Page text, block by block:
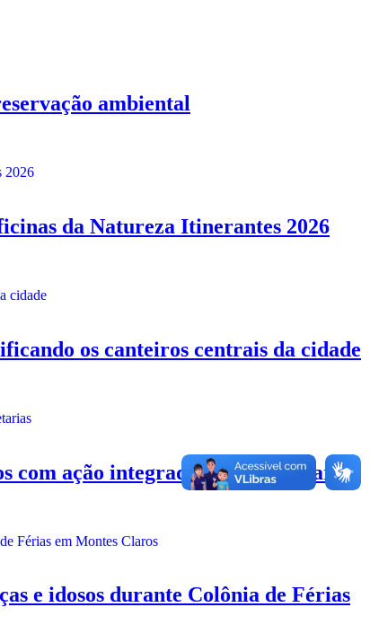
ambiental
da Natureza Itinerantes 2026
os canteiros centrais da cidade
com ação integrada entre secretarias
e idosos durante Colônia de Férias